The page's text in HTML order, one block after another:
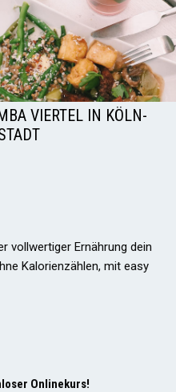
VIERTEL IN KÖLN-
vollwertiger Ernährung dein
Kalorienzählen, mit easy
Onlinekurs!